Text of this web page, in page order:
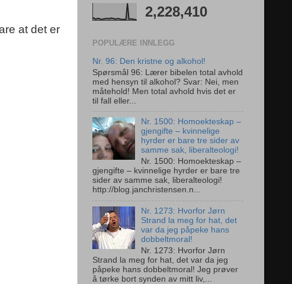
at det er
2,228,410
POPULÆRE INNLEGG
Nr. 96: Den kristne og alkohol!
Spørsmål 96: Lærer bibelen total avhold
med hensyn til alkohol? Svar: Nei, men
måtehold! Men total avhold hvis det er
til fall eller...
Nr. 1500: Homoekteskap –
gjengifte – kvinnelige
hyrder er bare tre sider av
samme sak, liberalteologi!
Nr. 1500: Homoekteskap –
gjengifte – kvinnelige hyrder er bare tre
sider av samme sak, liberalteologi!
http://blog.janchristensen.n...
Nr. 1273: Hvorfor Jørn
Strand la meg for hat, det
var da jeg påpeke hans
dobbeltmoral!
Nr. 1273: Hvorfor Jørn
Strand la meg for hat, det var da jeg
påpeke hans dobbeltmoral! Jeg prøver
å tørke bort synden av mitt liv,...